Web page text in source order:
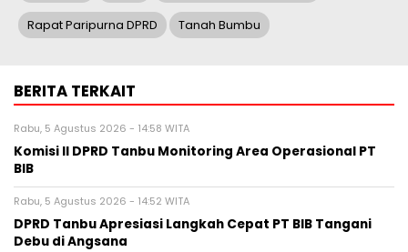
Rapat Paripurna DPRD Tanah Bumbu
BERITA TERKAIT
Rabu, 5 Agustus 2026 - 14:58 WITA
Komisi II DPRD Tanbu Monitoring Area Operasional PT
BIB
Rabu, 5 Agustus 2026 - 14:52 WITA
DPRD Tanbu Apresiasi Langkah Cepat PT BIB Tangani
Debu di Angsana